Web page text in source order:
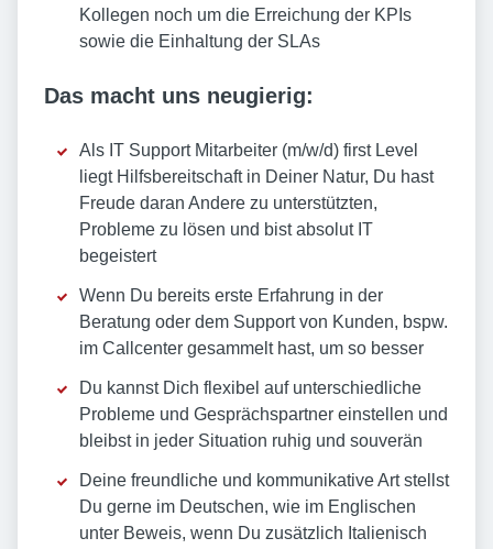
Kollegen noch um die Erreichung der KPIs
sowie die Einhaltung der SLAs
Das macht uns neugierig:
Als IT Support Mitarbeiter (m/w/d) first Level
liegt Hilfsbereitschaft in Deiner Natur, Du hast
Freude daran Andere zu unterstützten,
Probleme zu lösen und bist absolut IT
begeistert
Wenn Du bereits erste Erfahrung in der
Beratung oder dem Support von Kunden, bspw.
im Callcenter gesammelt hast, um so besser
Du kannst Dich flexibel auf unterschiedliche
Probleme und Gesprächspartner einstellen und
bleibst in jeder Situation ruhig und souverän
Deine freundliche und kommunikative Art stellst
Du gerne im Deutschen, wie im Englischen
unter Beweis, wenn Du zusätzlich Italienisch